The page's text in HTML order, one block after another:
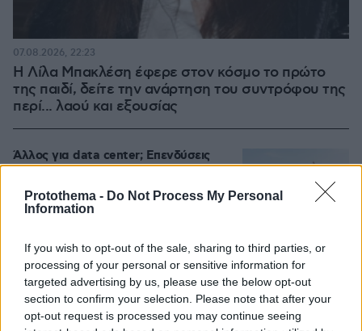
Protothema - Do Not Process My Personal
Information
If you wish to opt-out of the sale, sharing to third parties, or
processing of your personal or sensitive information for
targeted advertising by us, please use the below opt-out
section to confirm your selection. Please note that after your
opt-out request is processed you may continue seeing
Η Λίλα Μπακλέση έφερε στον κόσμο το πρώτο
της παιδί, δείτε την ανάρτηση του συντρόφου της
περί... λαού και εξουσίας
07.08.2026, 22:23
Άλλος για data center; Επενδύσεις
€50 δισ. την ερχόμενη δεκαετία
07.08.2026, 20:16 227
Νέες καταγγελίες στην Ελπίδα για τη
Δημοκρατία: Γρατσία, Γαλανός,
Καρυστιανού και αυλικοί το